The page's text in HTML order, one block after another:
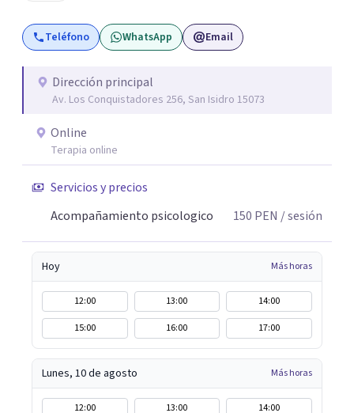
Teléfono WhatsApp Email
Dirección principal
Av. Los Conquistadores 256, San Isidro 15073
Online
Terapia online
Servicios y precios
Acompañamiento psicologico
150 PEN / sesión
Hoy Más horas
12:00 13:00
14:00
15:00
16:00 17:00
Lunes, 10 de agosto Más horas
12:00 13:00
14:00